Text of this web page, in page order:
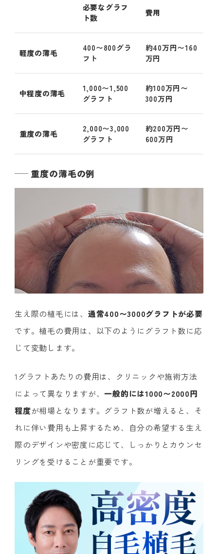
必要なグラフ
ト数
費用
軽度の薄毛
400〜800グラ
フト
約40万円〜160
万円
中程度の薄毛
1,000〜1,500
グラフト
約100万円〜
300万円
重度の薄毛
2,000〜3,000
グラフト
約200万円〜
600万円
重度の薄毛の例
生え際の植毛には、 通常400〜3000グラフトが必要
です。植毛の費用は、以下のようにグラフト数に応
じて変動します。
1グラフトあたりの費用は、クリニックや施術方法
によって異なりますが、 一般的には1000〜2000円
程度が相場となります。グラフト数が増えると、そ
れに伴い費用も上昇するため、自分の希望する生え
際のデザインや密度に応じて、しっかりとカウンセ
リングを受けることが重要です。